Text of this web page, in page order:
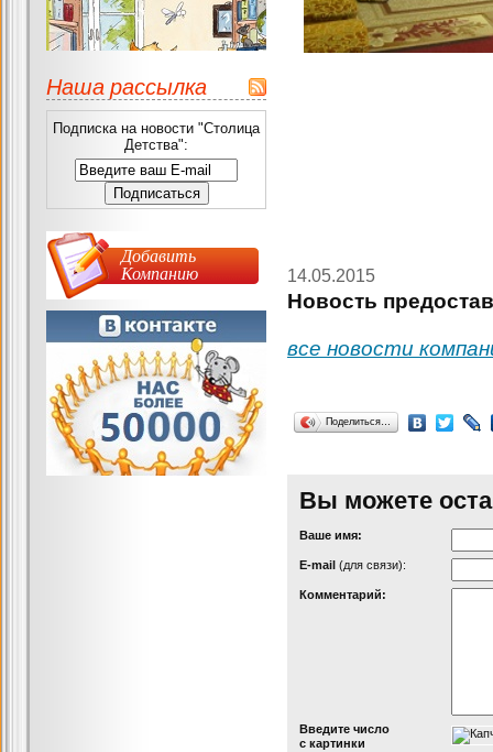
14.05.2015
Новость
все новости
Поделиться…
Вы можете
Ваше имя:
Е-mail (для связи):
Комментарий:
Введите число
с картинки
Наша рассылка
Подписка на новости "Столица
Детства":
Добавить
Компанию